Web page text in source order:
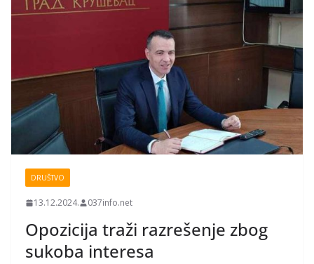
DRUŠTVO
13.12.2024. 037info.net
Opozicija traži razrešenje zbog
sukoba interesa